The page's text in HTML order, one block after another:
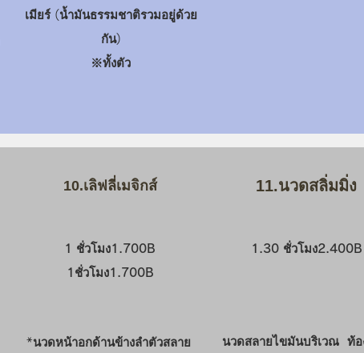
เมียร์ (น้ำมันธรรมชาติรวมอยู่ด้วย
กัน)
​※ทั้งตัว
10.เลิฟลี่เมจิกส์
1 ชั่วโมง1.700B
1ชั่วโมง1.700B
*นวดหน้าอกด้านข้างลำตัวสลาย
11.นวดสลิ่มมิ่ง
1.30 ชั่วโมง2.400B
นวดสลายไขมันบริเวณ ท้อ